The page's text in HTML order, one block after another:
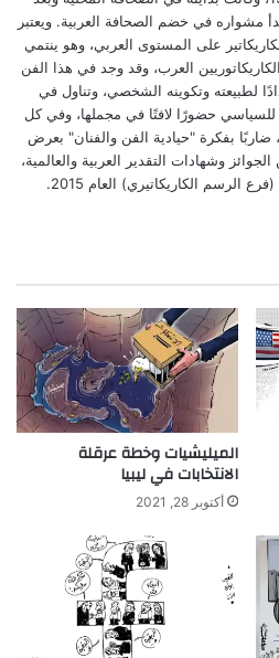
مشواره في خضم الصحافة العربية. ويعتبر
على المستوى العربي، وهو ينتمي
العرب، وقد وجد في هذا الفن
لطبيعته وتكوينه الشخصي، وتناول في
حضورًا لافتًا في مجملها، وفي كل
ضاربًا بفكرة "حيادية الفن والفنان" بعرض
وشهادات التقدير العربية والعالمية،
الرسم الكاريكاتيري) العام 2015.
الميليشيات وخطة عرقلة
الانتخابات في ليبيا
أكتوبر 28, 2021